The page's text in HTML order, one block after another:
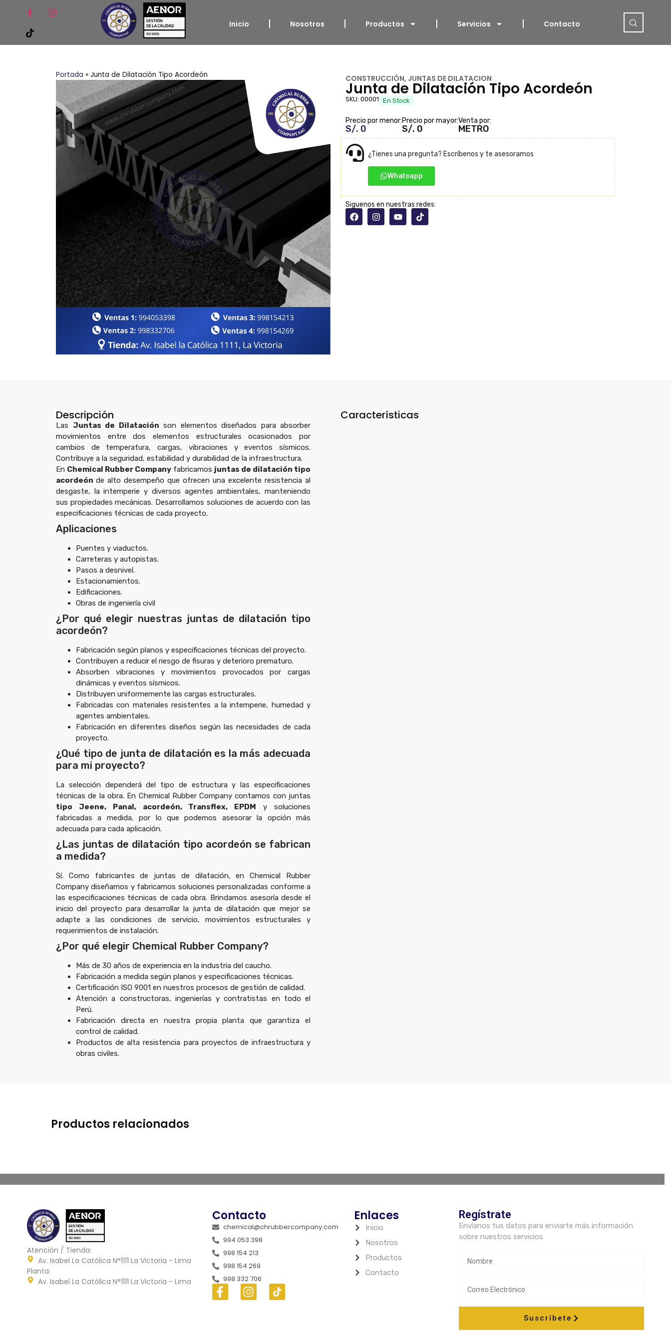
Inicio Nosotros Productos Servicios Contacto
Portada » Junta de Dilatación Tipo Acordeón CONSTRUCCIÓN, JUNTAS DE DILATACION
Junta de Dilatación Tipo Acordeón
SKU: 00001 En Stock
Precio por menor:
S/. 0
Precio por mayor:
S/. 0
Venta por:
METRO
¿Tienes una pregunta? Escríbenos y te asesoramos
Whatsapp
Siguenos en nuestras redes:
Descripción
Las Juntas de Dilatación son elementos diseñados para absorber
movimientos entre dos elementos estructurales ocasionados por
cambios de temperatura, cargas, vibraciones y eventos sísmicos.
Contribuye a la seguridad, estabilidad y durabilidad de la infraestructura.
En Chemical Rubber Company fabricamos juntas de dilatación tipo
acordeón de alto desempeño que ofrecen una excelente resistencia al
desgaste, la intemperie y diversos agentes ambientales, manteniendo
sus propiedades mecánicas. Desarrollamos soluciones de acuerdo con las
especificaciones técnicas de cada proyecto.
Aplicaciones
Puentes y viaductos.
Carreteras y autopistas.
Pasos a desnivel.
Estacionamientos.
Edificaciones.
Obras de ingeniería civil
¿Por qué elegir nuestras juntas de dilatación tipo
acordeón?
Fabricación según planos y especificaciones técnicas del proyecto.
Contribuyen a reducir el riesgo de fisuras y deterioro prematuro.
Absorben vibraciones y movimientos provocados por cargas
dinámicas y eventos sísmicos.
Distribuyen uniformemente las cargas estructurales.
Fabricadas con materiales resistentes a la intemperie, humedad y
agentes ambientales.
Fabricación en diferentes diseños según las necesidades de cada
proyecto.
¿Qué tipo de junta de dilatación es la más adecuada
para mi proyecto?
La selección dependerá del tipo de estructura y las especificaciones
técnicas de la obra. En Chemical Rubber Company contamos con juntas
tipo Jeene, Panal, acordeón, Transflex, EPDM y soluciones
fabricadas a medida, por lo que podemos asesorar la opción más
adecuada para cada aplicación.
¿Las juntas de dilatación tipo acordeón se fabrican
a medida?
Sí. Como fabricantes de juntas de dilatación, enChemical Rubber
Company diseñamos y fabricamos soluciones personalizadas conforme a
las especificaciones técnicas de cada obra. Brindamos asesoría desde el
inicio del proyecto para desarrollar la junta de dilatación que mejor se
adapte a las condiciones de servicio, movimientos estructurales y
requerimientos de instalación.
¿Por qué elegir Chemical Rubber Company?
Más de 30 años de experiencia en la industria del caucho.
Fabricación a medida según planos y especificaciones técnicas.
Certificación ISO 9001 en nuestros procesos de gestión de calidad.
Atención a constructoras, ingenierías y contratistas en todo el
Perú.
Fabricación directa en nuestra propia planta que garantiza el
control de calidad.
Productos de alta resistencia para proyectos de infraestructura y
obras civiles.
Características
Productos relacionados
Atención / Tienda:
Av. Isabel La Católica N°1111 La Victoria - Lima
Planta:
Av. Isabel La Católica N°1111 La Victoria - Lima
Contacto
chemical@chrubbercompany.com
994 053 398
998 154 213
998 154 269
998 332 706
Enlaces
Inicio
Nosotros
Productos
Contacto
Regístrate
Envíanos tus datos para enviarte más información
sobre nuestros servicios
Suscríbete